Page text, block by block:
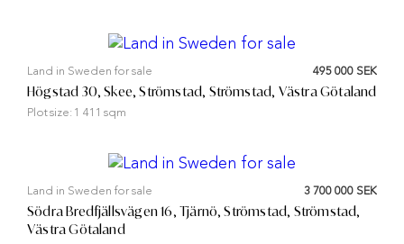
Land in Sweden for sale 495 000 SEK
Högstad 30, Skee, Strömstad, Strömstad, Västra Götaland
Plot size: 1 411 sqm
Land in Sweden for sale 3 700 000 SEK
Södra Bredfjällsvägen 16, Tjärnö, Strömstad, Strömstad,
Västra Götaland